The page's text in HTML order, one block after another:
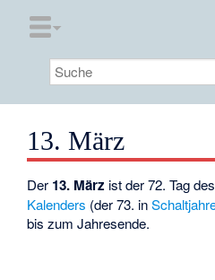
13. März
Der 13. März ist der 72. Tag
Kalenders (der 73. in
bis zum Jahresende.